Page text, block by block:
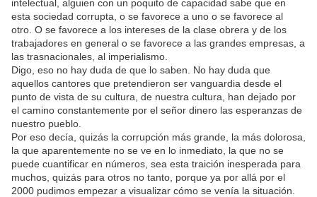
intelectual, alguien con un poquito de capacidad sabe que en
esta sociedad corrupta, o se favorece a uno o se favorece al
otro. O se favorece a los intereses de la clase obrera y de los
trabajadores en general o se favorece a las grandes empresas, a
las trasnacionales, al imperialismo.
Digo, eso no hay duda de que lo saben. No hay duda que
aquellos cantores que pretendieron ser vanguardia desde el
punto de vista de su cultura, de nuestra cultura, han dejado por
el camino constantemente por el señor dinero las esperanzas de
nuestro pueblo.
Por eso decía, quizás la corrupción más grande, la más dolorosa,
la que aparentemente no se ve en lo inmediato, la que no se
puede cuantificar en números, sea esta traición inesperada para
muchos, quizás para otros no tanto, porque ya por allá por el
2000 pudimos empezar a visualizar cómo se venía la situación.